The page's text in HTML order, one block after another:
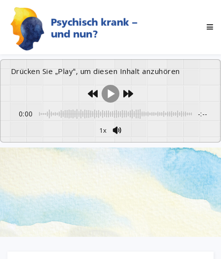
Drücken Sie „Play“, um diesen Inhalt anzuhören
0:00 -:--
1x